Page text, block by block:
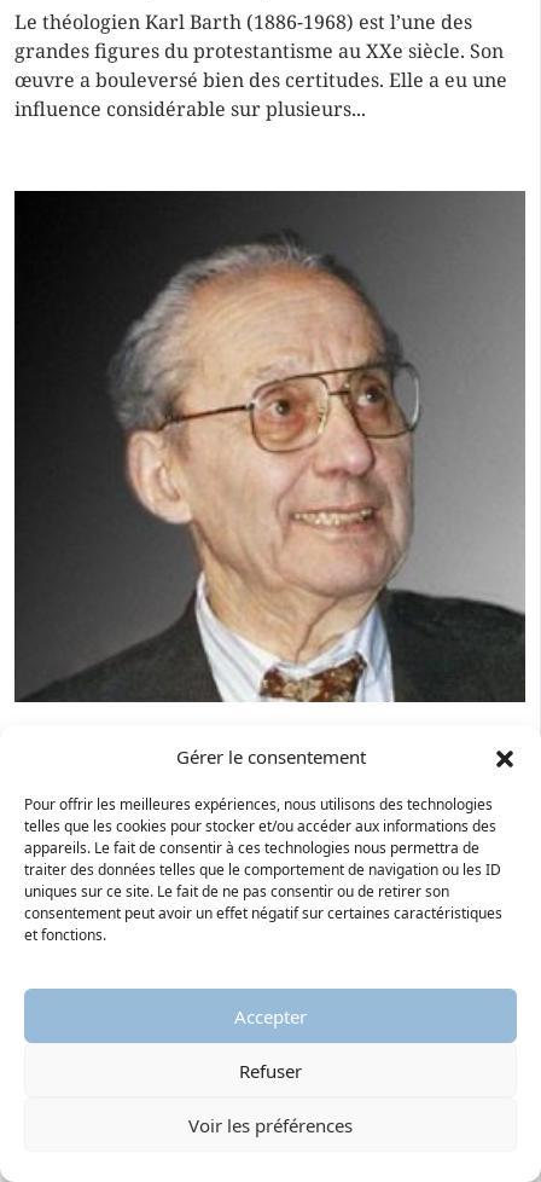
Gérer le consentement
Pour offrir les meilleures expériences, nous utilisons des technologies
telles que les cookies pour stocker et/ou accéder aux informations des
appareils. Le fait de consentir à ces technologies nous permettra de
traiter des données telles que le comportement de navigation ou les ID
uniques sur ce site. Le fait de ne pas consentir ou de retirer son
consentement peut avoir un effet négatif sur certaines caractéristiques
et fonctions.
Accepter
Refuser
Voir les préférences
Le théologien Karl Barth (1886-1968) est l’une des
grandes figures du protestantisme au XXe siècle. Son
œuvre a bouleversé bien des certitudes. Elle a eu une
influence considérable sur plusieurs...
penseurs français d’après-guerre, Paul Ricœur se veut
pleinement philosophe et pleinement chrétien. Loin
des feux médiatiques, ce penseur de l’action recherche
à travers...